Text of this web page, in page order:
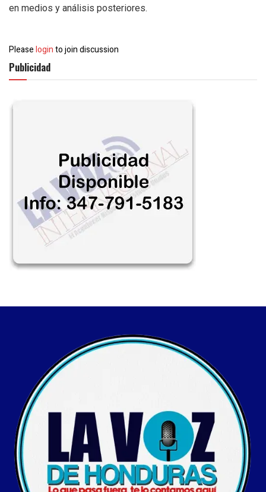
en medios y análisis posteriores.
Pleaseloginto join discussion
Publicidad